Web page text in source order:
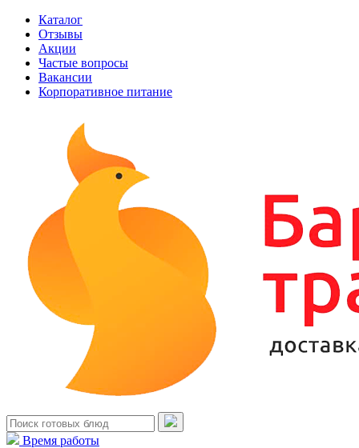
Каталог
Отзывы
Акции
Частые вопросы
Вакансии
Корпоративное питание
Время работы